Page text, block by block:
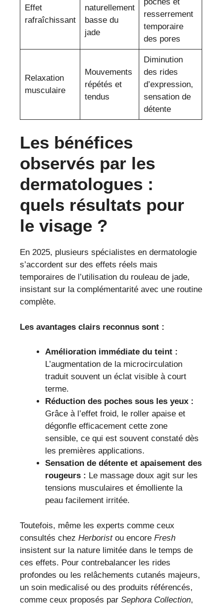
Effet
rafraîchissant
naturellement
basse du
jade
resserrement
temporaire
des pores
Relaxation
musculaire
Mouvements
répétés et
tendus
Diminution
des rides
d’expression,
sensation de
détente
Les bénéfices
observés par les
dermatologues :
quels résultats pour
le visage ?
En 2025, plusieurs spécialistes en dermatologie
s’accordent sur des effets réels mais
temporaires de l’utilisation du rouleau de jade,
insistant sur la complémentarité avec une routine
complète.
Les avantages clairs reconnus sont :
Amélioration immédiate du teint :
L’augmentation de la microcirculation
traduit souvent un éclat visible à court
terme.
Réduction des poches sous les yeux :
Grâce à l’effet froid, le roller apaise et
dégonfle efficacement cette zone
sensible, ce qui est souvent constaté dès
les premières applications.
Sensation de détente et apaisement des
rougeurs : Le massage doux agit sur les
tensions musculaires et émolliente la
peau facilement irritée.
Toutefois, même les experts comme ceux
consultés chez Herboristou encore Fresh
insistent sur la nature limitée dans le temps de
ces effets. Pour contrebalancer les rides
profondes ou les relâchements cutanés majeurs,
un soin medicalisé ou des produits référencés,
comme ceux proposés par Sephora Collection,